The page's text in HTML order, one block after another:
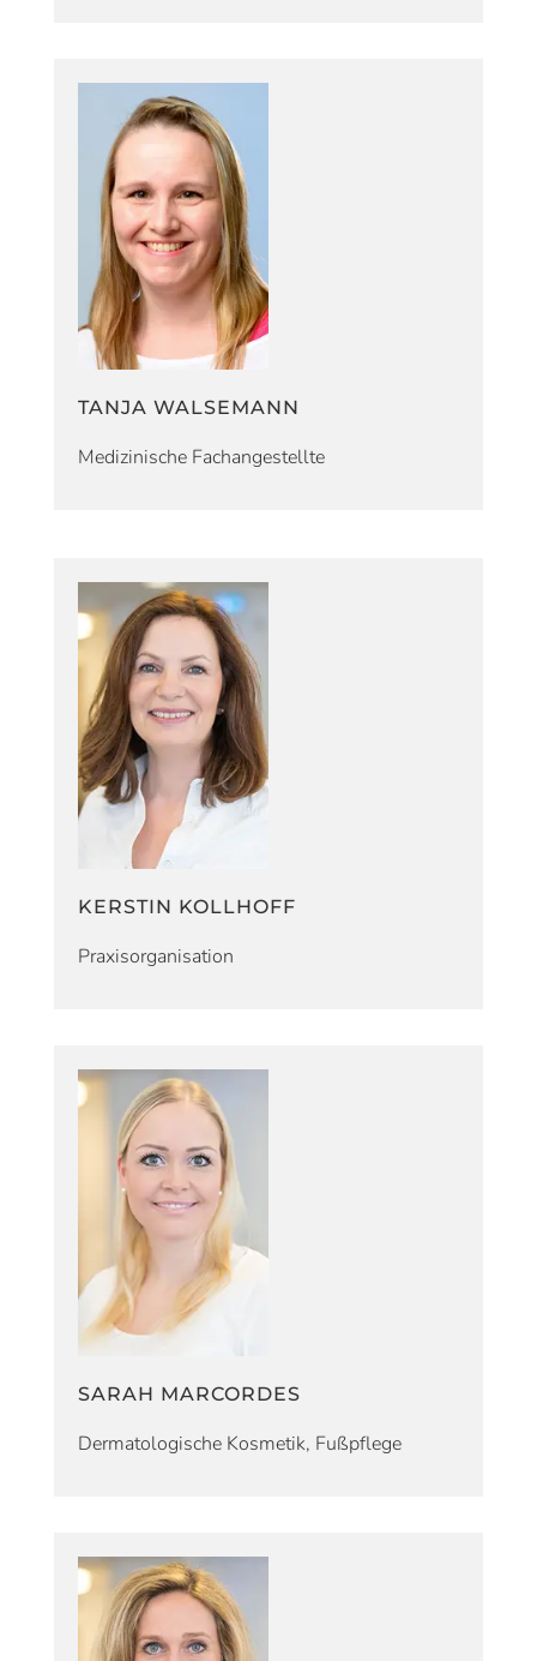
TANJA WALSEMANN
Medizinische Fachangestellte
KERSTIN KOLLHOFF
Praxisorganisation
SARAH MARCORDES
Dermatologische Kosmetik, Fußpflege